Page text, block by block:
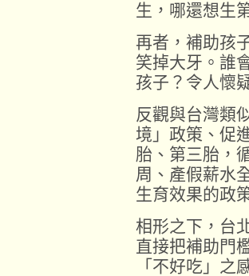
生，哪還想生
再者，補助孩
笑掉大牙。誰
孩子？令人懷
反觀與台灣類
境」政策、促
胎、第三胎，
周、產假薪水
生育效果的政
相形之下，台
直接把補助門
「不好吃」之